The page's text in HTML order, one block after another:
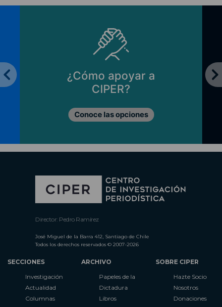
¿Cómo apoyar a
CIPER?
Conoce las opciones
Director: Pedro Ramírez
José Miguel de la Barra 412, Santiago de Chile
Todos los derechos reservados © 2007-2026
SECCIONES
Investigación
Actualidad
Columnas
ARCHIVO
Papeles de la
Dictadura
Libros
SOBRE CIPER
Hazte Socio
Nosotros
Donaciones